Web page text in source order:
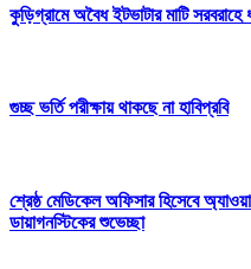
কুড়িগ্রামে অবৈধ ইটভাটার মাটি
গুচ্ছ ভর্তি পরীক্ষায় থাকছে না হাবিপ্রবি
শ্রেষ্ঠ মেডিকেল অফিসার হিসেবে
ডায়াগনস্টিকের শুভেচ্ছা